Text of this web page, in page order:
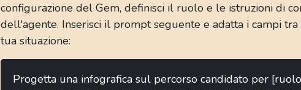
configurazione del Gem, definisci il ruolo e le istruzioni di
dell'agente. Inserisci il prompt seguente e adatta i campi
tua situazione:
Progetta una infografica sul percorso candidato per